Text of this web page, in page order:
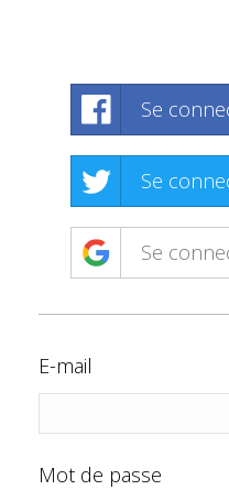
Se
Se
Se
E-mail
Mot de passe